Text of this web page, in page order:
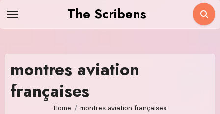
The Scribens
montres aviation
françaises
Home montres aviation françaises